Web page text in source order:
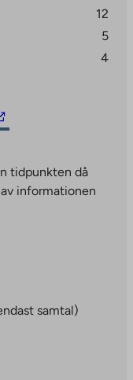
12
5
4
tidpunkten då
informationen
samtal)